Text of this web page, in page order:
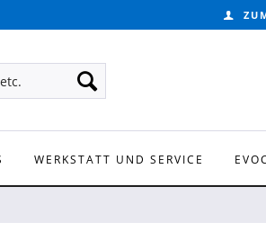
WERKSTATT UND SERVICE